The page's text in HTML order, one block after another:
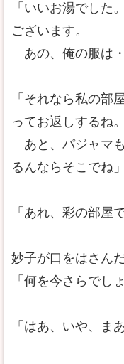
「いいお湯でした
ございます。
あの、俺の服は・
「それなら私の部
ってお返しするね。
あと、パジャマ
るんならそこでね」
「あれ、彩の部屋
妙子が口をはさんだ
「何を今さらでし
「はあ、いや、ま